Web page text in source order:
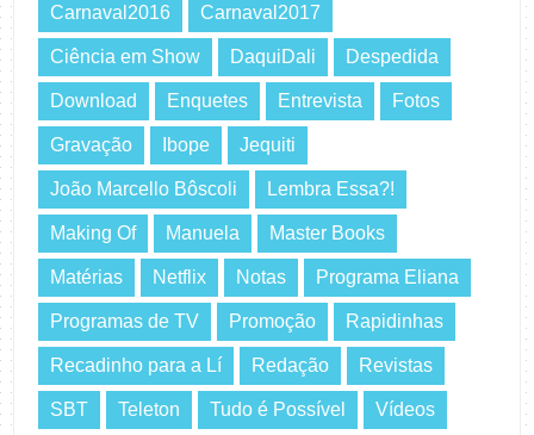
Carnaval2016 Carnaval2017
Ciência em Show DaquiDali Despedida
Download Enquetes Entrevista Fotos
Gravação Ibope Jequiti
João Marcello Bôscoli Lembra Essa?!
Making Of Manuela Master Books
Matérias Netflix Notas Programa Eliana
Programas de TV Promoção Rapidinhas
Recadinho para a Lí Redação Revistas
SBT Teleton Tudo é Possível Vídeos